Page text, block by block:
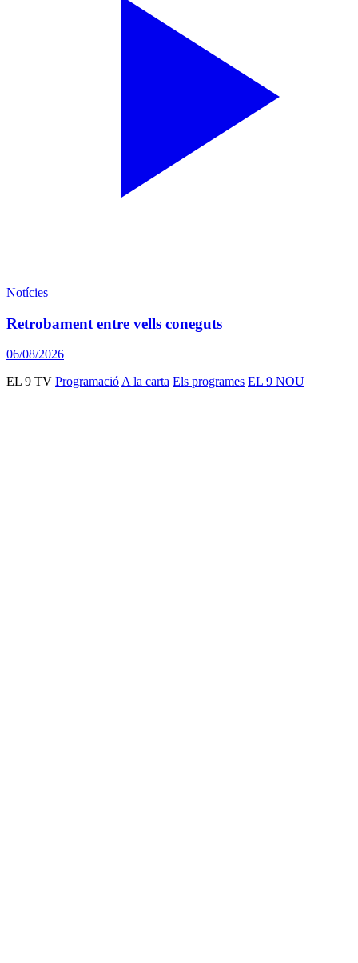
Notícies
Retrobament entre vells coneguts
06/08/2026
EL 9 TV Programació A la carta Els programes EL 9 NOU